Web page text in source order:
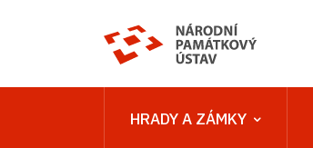
HRADY A ZÁMKY